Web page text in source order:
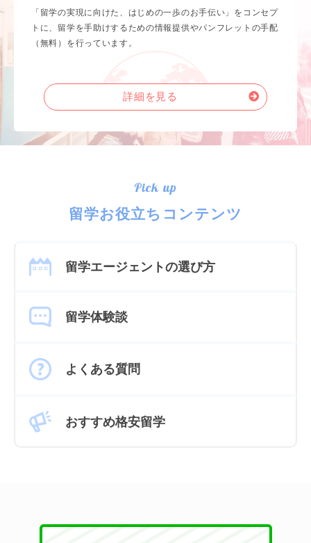
「留学の実現に向けた、はじめの一歩のお手伝い」をコンセプ
トに、留学を手助けするための情報提供やパンフレットの手配
（無料）を行っています。
詳細を見る
Pick up
留学お役立ちコンテンツ
留学エージェントの選び方
留学体験談
よくある質問
おすすめ格安留学